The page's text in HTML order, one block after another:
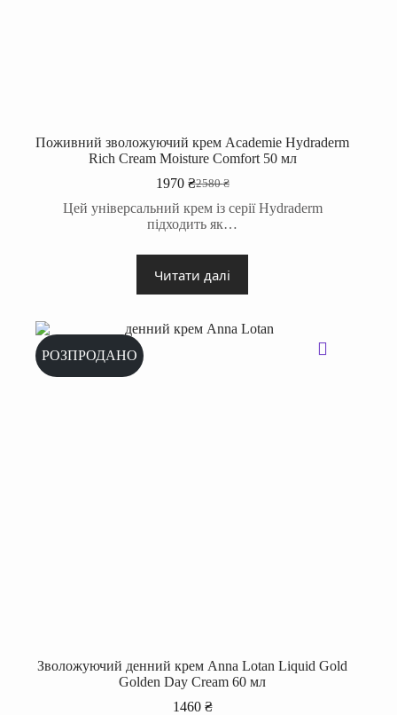
Поживний зволожуючий крем Academie Hydraderm
Rich Cream Moisture Comfort 50 мл
2580₴
Оригінальна
ціна:
2580 ₴.
1970 ₴Поточна
ціна:
1970 ₴.
Цей універсальний крем із серії Hydraderm
підходить як…
Читати далі
РОЗПРОДАНО
Зволожуючий денний крем Anna Lotan Liquid Gold
Golden Day Cream 60 мл
1460 ₴